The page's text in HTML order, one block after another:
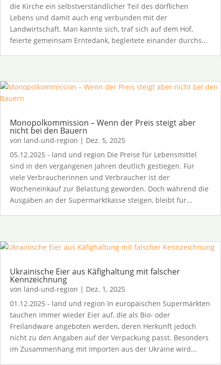
die Kirche ein selbstverständlicher Teil des dörflichen
Lebens und damit auch eng verbunden mit der
Landwirtschaft. Man kannte sich, traf sich auf dem Hof,
feierte gemeinsam Erntedank, begleitete einander durchs...
Monopolkommission – Wenn der Preis steigt aber
nicht bei den Bauern
von land-und-region | Dez. 5, 2025
05.12.2025 - land und region Die Preise für Lebensmittel
sind in den vergangenen Jahren deutlich gestiegen. Für
viele Verbraucherinnen und Verbraucher ist der
Wocheneinkauf zur Belastung geworden. Doch während die
Ausgaben an der Supermarktkasse steigen, bleibt für...
Ukrainische Eier aus Käfighaltung mit falscher
Kennzeichnung
von land-und-region | Dez. 1, 2025
01.12.2025 - land und region In europäischen Supermärkten
tauchen immer wieder Eier auf, die als Bio- oder
Freilandware angeboten werden, deren Herkunft jedoch
nicht zu den Angaben auf der Verpackung passt. Besonders
im Zusammenhang mit Importen aus der Ukraine wird...